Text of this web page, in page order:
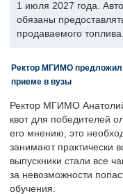
1 июля 2027 года.
обязаны
продаваемого топлива.
Ректор МГИМО предложил
приеме в вузы
Ректор МГИМО
квот для победителей
его мнению, это
занимают практически
выпускники стали все
за невозможности
обучения.